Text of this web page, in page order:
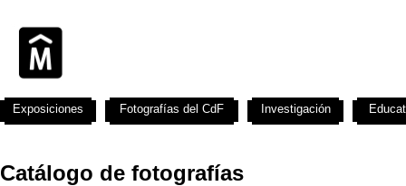
Catálogo de fotografías
Exposiciones Fotografías del CdF Investigación